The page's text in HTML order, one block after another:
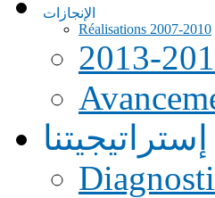
الإنجازات
Réalisations 2007-2010
إستراتيجيتنا